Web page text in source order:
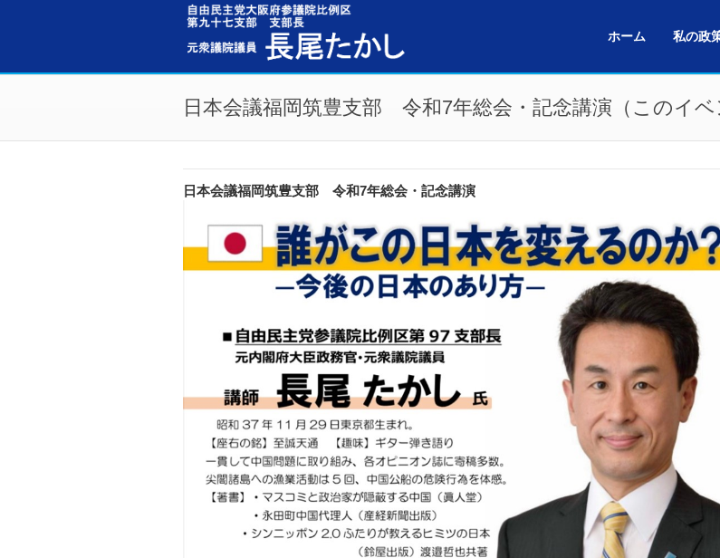
ホーム 私の政
日本会議福岡筑豊支部 令和7年総会・記念講演（このイベ
日本会議福岡筑豊支部 令和7年総会・記念講演